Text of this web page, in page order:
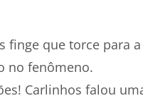
finge que torce para
no fenômeno.
Carlinhos falou